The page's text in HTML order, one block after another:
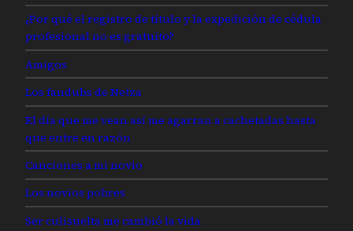
¿Por qué el registro de título y la expedición de cédula
profesional no es gratuito?
Amigos
Los fandubs de Netza
El día que me vean así me agarran a cachetadas hasta
que entre en razón
Canciones a mi novio
Los novios pobres
Ser culisuelta me cambió la vida